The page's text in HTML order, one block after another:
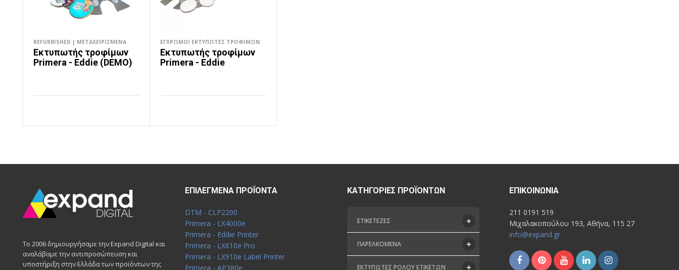
REFURBISHED | ΜΕΤΑΧΕΙΡΙΣΜΈΝΑ
Εκτυπωτής τροφίμων
Primera - Eddie (DEMO)
ΔΙΑΒΆΣΤΕ ΠΕΡΙΣΣΌΤΕΡΑ
ΈΓΧΡΩΜΟΙ ΕΚΤΥΠΩΤΈΣ ΤΡΟΦΊΜΩΝ
Εκτυπωτής τροφίμων
Primera - Eddie
ΔΙΑΒΆΣΤΕ ΠΕΡΙΣΣΌΤΕΡΑ
Το 2006 δημιουργήσαμε την Expand Digital και
αναλάβαμε την αντιπροσώπευση και
υποστήριξη στην Ελλάδα των προϊόντων της
ΕΠΙΛΕΓΜΈΝΑ ΠΡΟΪΌΝΤΑ
DTM - CLP2200
Primera - LX4000e
Primera - Eddie Printer
Primera - LX610e Pro
Primera - LX910e Label Printer
Primera - AP380e
ΚΑΤΗΓΟΡΊΕΣ ΠΡΟΪΌΝΤΩΝ
ΕΤΙΚΕΤΈΖΕΣ
ΠΑΡΕΛΚΌΜΕΝΑ
ΕΚΤΥΠΩΤΈΣ ΡΟΛΟΎ ΕΤΙΚΕΤΏΝ
ΕΠΙΚΟΙΝΩΝΊΑ
211 0191 519
Μιχαλακοπούλου 193, Αθήνα, 115 27
info@expand.gr